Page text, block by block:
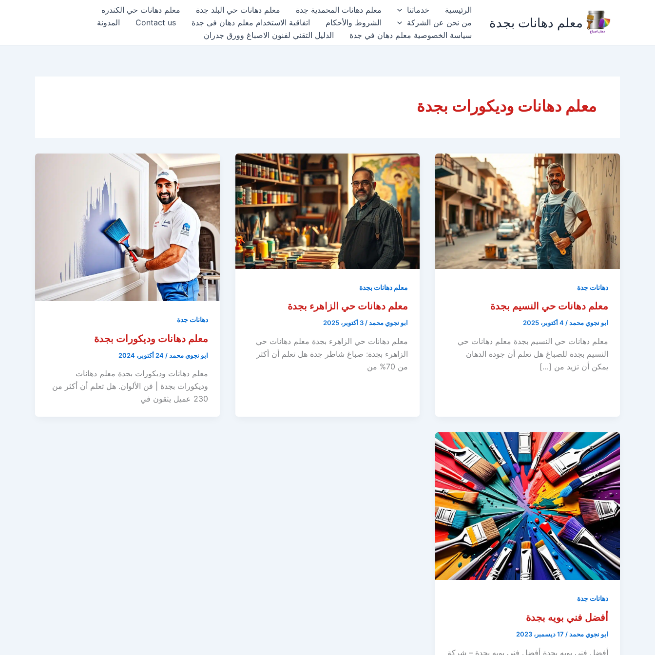
معلم دهانات بجدة
الرئيسية خدماتنا معلم دهانات المحمدية جدة معلم دهانات حي البلد جدة
معلم دهانات حي الكندره
من نحن عن الشركة
الشروط والأحكام اتفاقية الاستخدام معلم دهان في جدة Contact us
المدونة
سياسة الخصوصية معلم دهان في جدة
الدليل التقني لفنون الاصباغ وورق جدران
معلم دهانات وديكورات بجدة
دهانات جدة
معلم دهانات حي النسيم بجدة
ابو نجوي محمد/ 4 أكتوبر، 2025
معلم دهانات حي النسيم بجدة معلم دهانات حي
النسيم بجدة للصباغ هل تعلم أن جودة الدهان
يمكن أن تزيد من […]
معلم دهانات بجدة
معلم دهانات حي الزاهرء بجدة
ابو نجوي محمد/3 أكتوبر، 2025
معلم دهانات حي الزاهرء بجدة معلم دهانات حي
الزاهرء بجدة: صباغ شاطر جدة هل تعلم أن أكثر
من 70% من
دهانات جدة
معلم دهانات وديكورات بجدة
ابو نجوي محمد/ 24 أكتوبر، 2024
معلم دهانات وديكورات بجدة معلم دهانات
وديكورات بجدة | فن الألوان. هل تعلم أن أكثر من
230 عميل يثقون في
دهانات جدة
أفضل فني بويه بجدة
ابو نجوي محمد/ 17 ديسمبر، 2023
أفضل فني بويه بجدة أفضل فني بويه بجدة – شركة